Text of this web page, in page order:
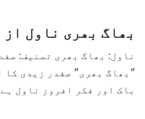
بھاگ بھری ناول
ناول: بھاگ بھری تصنیف:
"بھاگ بھری" صفدر زیدی کا
باک اور فکر افروز ناول